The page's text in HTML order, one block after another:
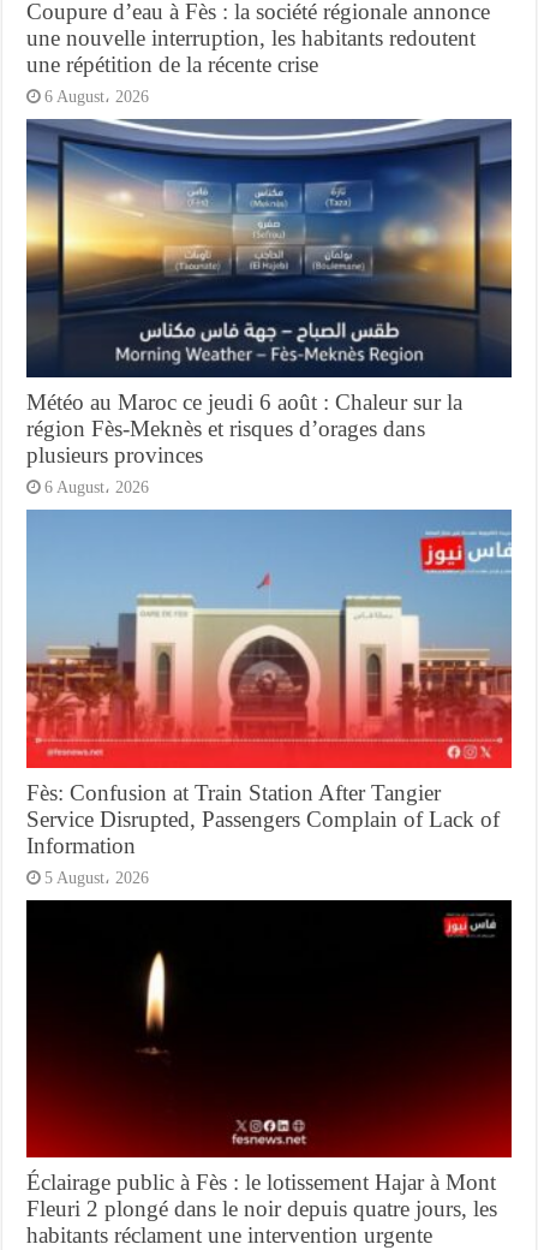
Coupure d’eau à Fès : la société régionale annonce
une nouvelle interruption, les habitants redoutent
une répétition de la récente crise
6 August، 2026
Météo au Maroc ce jeudi 6 août : Chaleur sur la
région Fès-Meknès et risques d’orages dans
plusieurs provinces
6 August، 2026
Fès: Confusion at Train Station After Tangier
Service Disrupted, Passengers Complain of Lack of
Information
5 August، 2026
Éclairage public à Fès : le lotissement Hajar à Mont
Fleuri 2 plongé dans le noir depuis quatre jours, les
habitants réclament une intervention urgente